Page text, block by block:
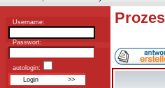
Username:
Passwort:
autologin: